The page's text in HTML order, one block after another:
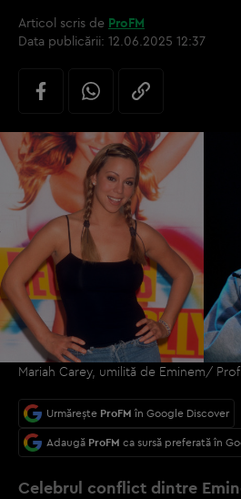
Articol scris de ProFM
Data publicării: 12.06.2025 12:37
Mariah Carey, umilită de Eminem/
Urmărește ProFM în Google Discover
Adaugă ProFM ca sursă preferată în
Celebrul conflict dintre